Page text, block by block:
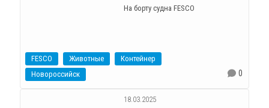
На борту судна FESCO
FESCO Животные
Контейнер
Новороссийск
0
18.03.2025